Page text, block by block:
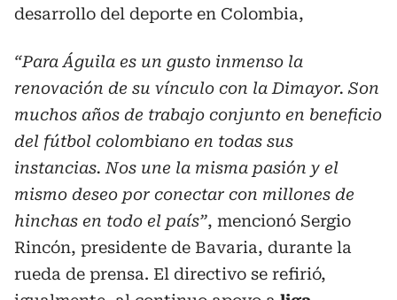
desarrollo del deporte en Colombia,
“Para Águila es un gusto inmenso la
renovación de su vínculo con la Dimayor. Son
muchos años de trabajo conjunto en beneficio
del fútbol colombiano en todas sus
instancias. Nos une la misma pasión y el
mismo deseo por conectar con millones de
hinchas en todo el país”, mencionó Sergio
Rincón, presidente de Bavaria, durante la
rueda de prensa. El directivo se refirió,